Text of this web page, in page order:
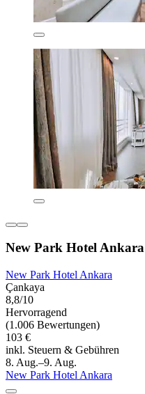
New Park Hotel Ankara
New Park Hotel Ankara
Çankaya
8,8/10
Hervorragend
(1.006 Bewertungen)
103 €
inkl. Steuern & Gebühren
8. Aug.–9. Aug.
New Park Hotel Ankara